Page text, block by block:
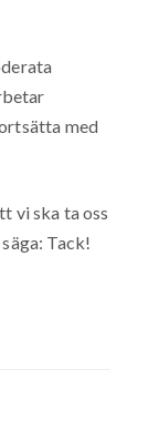
med
vi ska ta oss
Tack!